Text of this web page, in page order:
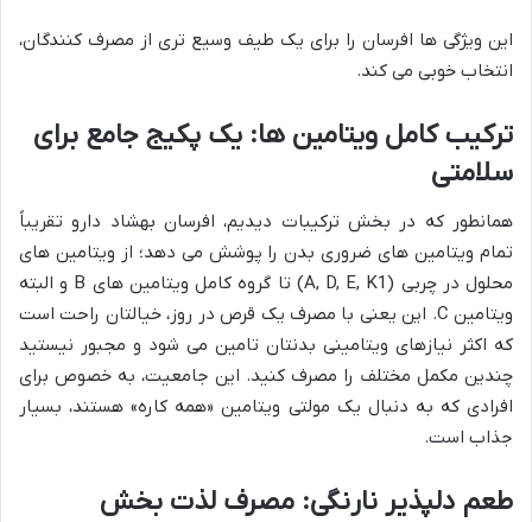
این ویژگی ها افرسان را برای یک طیف وسیع تری از مصرف کنندگان،
انتخاب خوبی می کند.
ترکیب کامل ویتامین ها: یک پکیج جامع برای
سلامتی
همانطور که در بخش ترکیبات دیدیم، افرسان بهشاد دارو تقریباً
تمام ویتامین های ضروری بدن را پوشش می دهد؛ از ویتامین های
محلول در چربی (A, D, E, K1) تا گروه کامل ویتامین های B و البته
ویتامین C. این یعنی با مصرف یک قرص در روز، خیالتان راحت است
که اکثر نیازهای ویتامینی بدنتان تامین می شود و مجبور نیستید
چندین مکمل مختلف را مصرف کنید. این جامعیت، به خصوص برای
افرادی که به دنبال یک مولتی ویتامین «همه کاره» هستند، بسیار
جذاب است.
طعم دلپذیر نارنگی: مصرف لذت بخش